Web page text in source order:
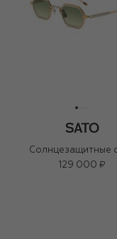
Солнцезащитные
129 000 ₽